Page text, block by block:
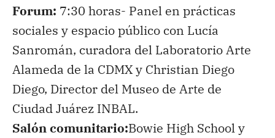
Forum: 7:30 horas- Panel en prácticas
sociales y espacio público con Lucía
Sanromán, curadora del Laboratorio Arte
Alameda de la CDMX y Christian Diego
Diego, Director del Museo de Arte de
Ciudad Juárez INBAL.
Salón comunitario:Bowie High School y